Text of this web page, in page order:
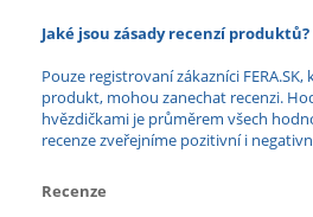
Jaké jsou zásady recenzí produktů?
Pouze registrovaní zákazníci
produkt, mohou zanechat recenzi.
hvězdičkami je průměrem všech
recenze zveřejníme pozitivní i
Recenze